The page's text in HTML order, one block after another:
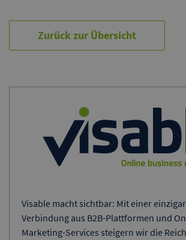
Zurück zur Übersicht
Visable macht sichtbar: Mit einer
Verbindung aus B2B-Plattformen und
Marketing-Services steigern wir die